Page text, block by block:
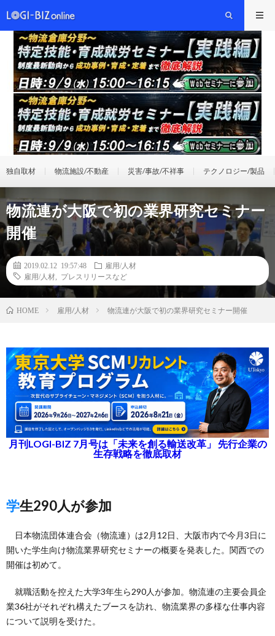
独自取材 物流施設/不動産 災害/事故/不祥事 テクノロジー/製品
物流連が大阪で初の業界研究セミナー
開催
2019.02.12 19:57:48
雇用/人材
雇用/人材
プレスリリースなど
HOME 雇用/人材 物流連が大阪で初の業界研究セミナー開催
月刊LOGI-BIZ 7月号は「未来を創る輸送改革」 先行企業の
生存戦略を徹底取材
学生290人が参加
日本物流団体連合会（物流連）は2月12日、大阪市内で今月3日に
開いた学生向け物流業界研究セミナーの概要を発表した。関西での
開催は初めて。
就職活動を控えた大学3年生ら290人が参加。物流連の主要会員企
業36社がそれぞれ構えたブースを訪れ、物流業界の多様な仕事内容
について説明を受けた。